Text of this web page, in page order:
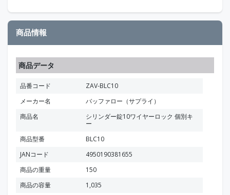
商品情報
商品データ
品番コード
ZAV-BLC10
メーカー名
バッファロー（サプライ）
商品名
シリンダー錠10ワイヤーロック 個別キ
ー
商品型番
BLC10
JANコード
4950190381655
商品の重量
150
商品の容量
1,035